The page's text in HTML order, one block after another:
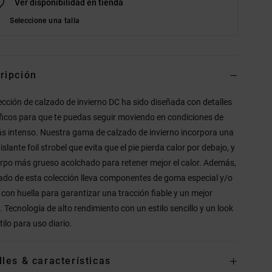
Ver disponibilidad en tienda
Seleccione una talla
de calzado de invierno DC ha sido diseñada con detalles
para que te puedas seguir moviendo en condiciones de
intenso. Nuestra gama de calzado de invierno incorpora una
foil strobel que evita que el pie pierda calor por debajo, y
más grueso acolchado para retener mejor el calor. Además,
de esta colección lleva componentes de goma especial y/o
con huella para garantizar una tracción fiable y un mejor
Tecnología de alto rendimiento con un estilo sencillo y un look
para uso diario.
& características